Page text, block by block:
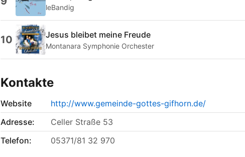
leBandig
10 Jesus bleibet meine Freude
Montanara Symphonie Orchester
Kontakte
Website
http://www.gemeinde-gottes-gifhorn.de/
Adresse:
Celler Straße 53
Telefon:
05371/81 32 970